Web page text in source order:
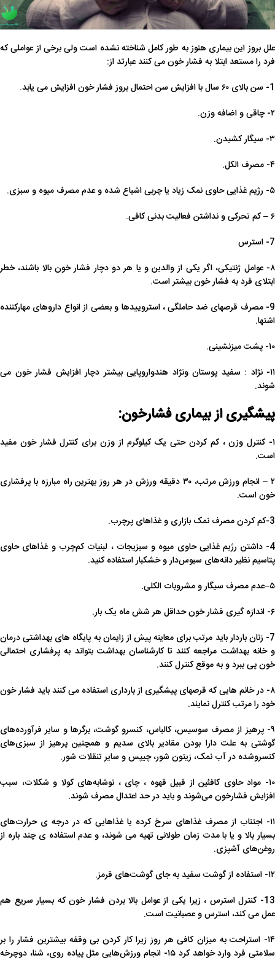
علل بروز این بیماری هنوز به طور کامل شناخته نشده است ولی برخی از عواملی که
فرد را مستعد ابتلا به فشار خون می کنند عبارتد از:
1- سن‌ بالای‌ ۶۰ سال با افزایش سن احتمال بروز فشار خون افزایش می یابد.
۲- چاقی و اضافه وزن.
۳- سیگار کشیدن.
۴- مصرف الکل.
۵- رژیم‌ غذایی‌ حاوی‌ نمک‌ زیاد یا چربی‌ اشباع‌ شده‌ و عدم مصرف میوه و سبزی.
۶ – کم تحرکی و نداشتن فعالیت بدنی کافی.
7- استرس
۸- عوامل‌ ژنتیکی‌، اگر یکی از والدین و یا هر دو دچار فشار خون بالا باشند، خطر
ابتلای فرد به فشار خون بیشتر است.
9- مصرف‌ قرصهای‌ ضد حاملگی ‌، استروییدها و بعضی‌ از انواع‌ داروهای‌ مهارکننده‌
اشتها.
۱۰- پشت میزنشینی.
۱۱- نژاد : سفید پوستان ونژاد هندواروپایی بیشتر دچار افزایش فشار خون می
شوند.
پیشگیری از بیماری فشارخون:
۱- کنترل وزن ، کم کردن حتی یک کیلوگرم از وزن برای کنترل فشار خون مفید
است.
۲ – انجام ورزش مرتب، ۳۰ دقیقه ورزش در هر روز بهترین راه مبارزه با پرفشاری
خون است.
3-کم کردن مصرف نمک بازاری و غذاهای پرچرب.
4- داشتن رژیم غذایی حاوی میوه و سبزیجات ، لبنیات کم‌چرب و غذاهای حاوی
پتاسیم نظیر دانه‌های سبوس‌دار و خشکبار استفاده کنید.
۵–عدم مصرف سیگار و مشروبات الکلی.
۶- اندازه گیری فشار خون حداقل هر شش ماه یک بار.
7- زنان باردار باید مرتب برای معاینه پیش از زایمان به پایگاه های بهداشتی درمان
و خانه بهداشت مراجعه کنند تا کارشناسان بهداشت بتواند به پرفشاری احتمالی
خون پی ببرد و به ‌موقع کنترل کنند.
۸- در خانم هایی که قرصهای پیشگیری از بارداری استفاده می کنند باید فشار خون
خود را مرتب کنترل نمایند.
۹- پرهیز از مصرف سوسیس، کالباس، کنسرو گوشت، برگرها و سایر فرآورده‌های
گوشتی به علت دارا بودن مقادیر بالای سدیم و همچنین پرهیز از سبزی‌های
کنسروشده در آب نمک، زیتون شور، چیپس و سایر تنقلات شور.
۱۰- مواد حاوی کافئین از قبیل قهوه ، چای ، نوشابه‌های کولا و شکلات، سبب
افزایش فشارخون می‌شوند و باید در حد اعتدال مصرف شوند.
۱۱- اجتناب از مصرف غذاهای سرخ کرده یا غذاهایی که در درجه ی حرارت‌های
بسیار بالا و یا با مدت زمان طولانی تهیه می ‌شوند، و عدم استفاده ی چند باره از
روغن‌های آشپزی.
۱۲- استفاده از گوشت سفید به جای گوشت‌های قرمز.
13- کنترل استرس ، زیرا یکی از عوامل بالا بردن فشار خون که بسیار سریع هم
عمل می‌ کند، استرس و عصبانیت است.
۱۴- استراحت به میزان کافی هر روز زیرا کار کردن بی ‌وقفه بیشترین فشار را بر
سلامتی فرد وارد خواهد کرد ۱۵- انجام ورزش‌هایی مثل پیاده ‌روی، شنا، دوچرخه